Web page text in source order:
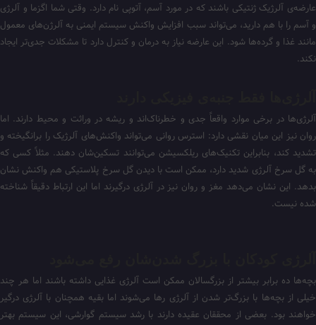
عارضه‌ی آلرژیک ژنتیکی باشند که در مورد آسم، آتوپی نام دارد. وقتی شما اگزما و آلرژی
و آسم را با هم دارید، می‌تواند سبب افزایش واکنش سیستم ایمنی به آلرژن‌های معمول
مانند غذا و گرده‌ها شود. این عارضه نیاز به درمان و کنترل دارد تا مشکلات جدی‌تر ایجاد
نکند.
آلرژی‌ها در برخی موارد واقعاً جدی و خطرناک‌اند و ریشه در وراثت و محیط دارند. اما
روان نیز این میان نقشی دارد: استرس روانی می‌تواند واکنش‌های آلرژیک را برانگیخته و
تشدید کند، بنابراین تکنیک‌های ریلکسیشن می‌توانند تسکین‌شان دهند. مثلاً کسی که
به گل سرخ آلرژی شدید دارد، ممکن است با دیدن گل سرخ پلاستیکی هم واکنش نشان
بدهد. این نشان می‌دهد مغز و روان نیز در آلرژی درگیرند اما این ارتباط دقیقاً شناخته
شده نیست.
بچه‌ها ده برابر بیشتر از بزرگسالان ممکن است آلرژی غذایی داشته باشند اما هر چند
خیلی از بچه‌ها با بزرگ‌تر شدن از آلرژی رها می‌شوند اما بقیه همچنان با آلرژی درگیر
خواهند بود. بعضی از محققان عقیده دارند با رشد سیستم گوارشی، این سیستم بهتر